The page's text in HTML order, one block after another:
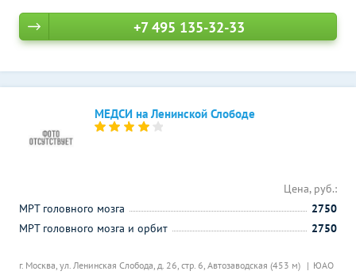
+7 495 135-32-33
МЕДСИ на Ленинской Слободе
г. Москва, ул. Ленинская Слобода, д. 26, стр. 6, Автозаводская (453 м) ЮАО
Цена, руб.:
МРТ головного мозга
2750
МРТ головного мозга и орбит
2750